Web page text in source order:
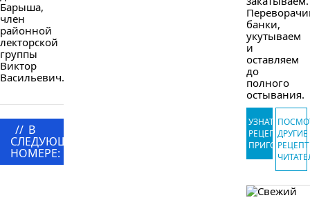
Барыша,
член
районной
лекторской
группы
Виктор
Васильевич...
// В
СЛЕДУЮЩЕМ
НОМЕРЕ:
банки,
укутываем
и
оставляем
до
полного
остывания.
УЗНАТЬ
РЕЦЕПТДРУГИЕ